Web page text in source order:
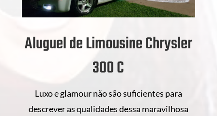
Aluguel de Limousine Chrysler
300 C
Luxo e glamour não são suficientes para
descrever as qualidades dessa maravilhosa